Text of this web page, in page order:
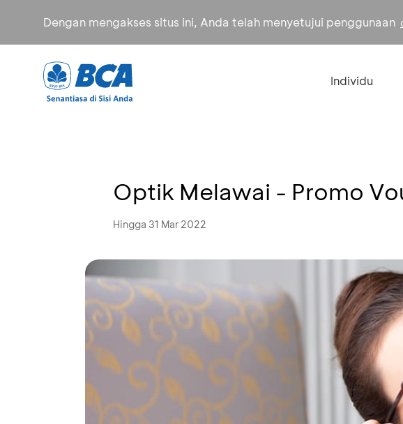
Dengan mengakses situs ini, Anda telah menyetujui penggunaan
Individu
Optik Melawai - Promo
Hingga 31 Mar 2022